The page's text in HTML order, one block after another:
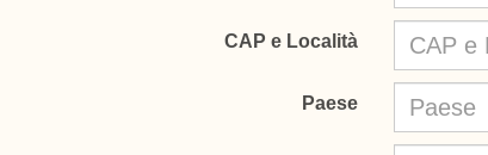
CAP e Località
Paese